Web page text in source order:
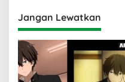
Jangan Lewatkan